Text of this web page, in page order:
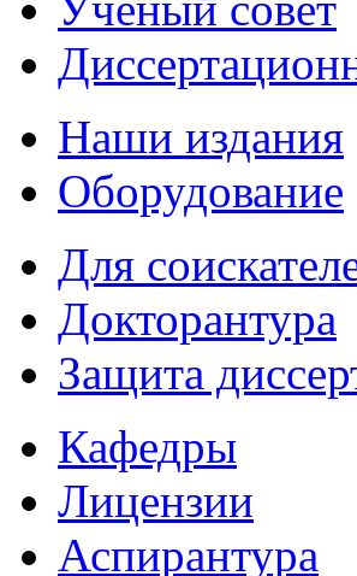
Наши издания
Оборудование
Для
Докторантура
Защита
Кафедры
Лицензии
Аспирантура